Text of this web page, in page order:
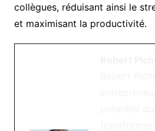
collègues, réduisant ainsi le
et maximisant la productivité.